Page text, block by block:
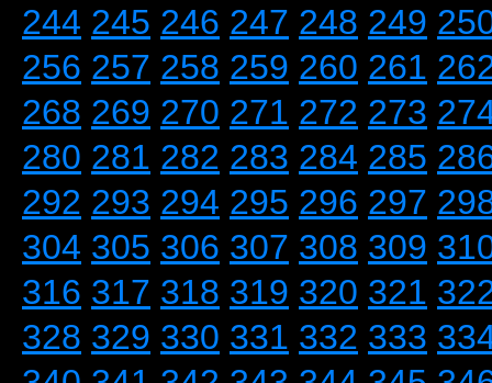
244 245 246 247 248 249
256 257 258 259 260 261
268 269 270 271 272 273
280 281 282 283 284 285
292 293 294 295 296 297
304 305 306 307 308 309
316 317 318 319 320 321
328 329 330 331 332 333